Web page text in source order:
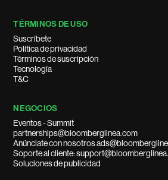
TÉRMINOS DE USO
Suscríbete
Política de privacidad
Términos de suscripción
Tecnología
T&C
NEGOCIOS
Eventos - Summit
partnerships@bloomberglinea.com
Anúnciate con nosotros
Soporte al cliente:
Soluciones de publicidad